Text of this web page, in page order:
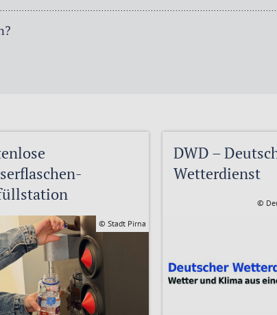
© Stadt Pirna
DWD –
Wetterdienst
©